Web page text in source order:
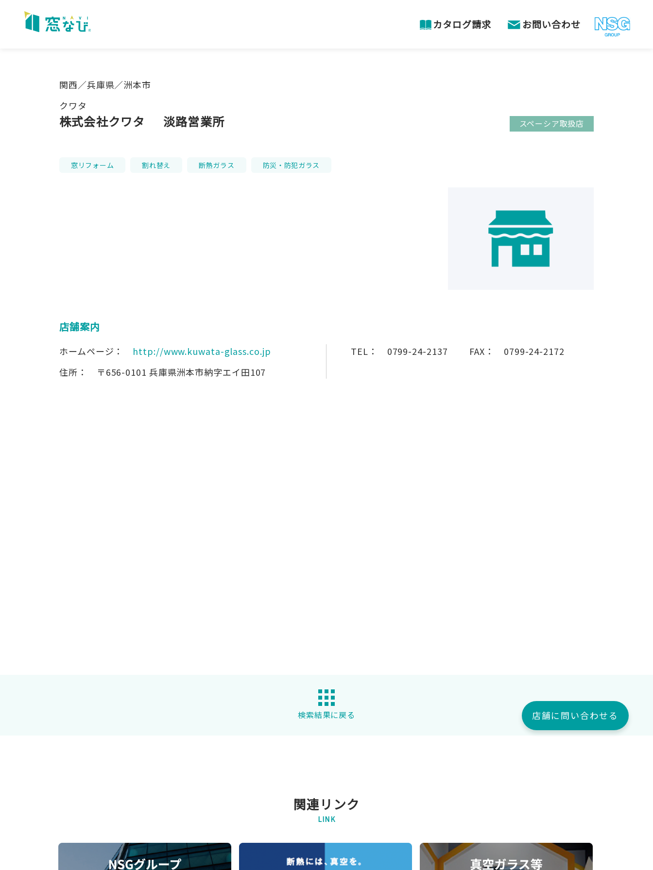
content
カタログ請求 お問い合わせ
関西／兵庫県／洲本市
クワタ
株式会社クワタ 淡路営業所 スペーシア取扱店
窓リフォーム 割れ替え 断熱ガラス 防災・防犯ガラス
店舗案内
ホームページ：
http://www.kuwata-glass.co.jp
住所：
〒656-0101 兵庫県洲本市納字エイ田107
TEL： 0799-24-2137 FAX： 0799-24-2172
検索結果に戻る
関連リンク
LINK
店舗に問い合わせる